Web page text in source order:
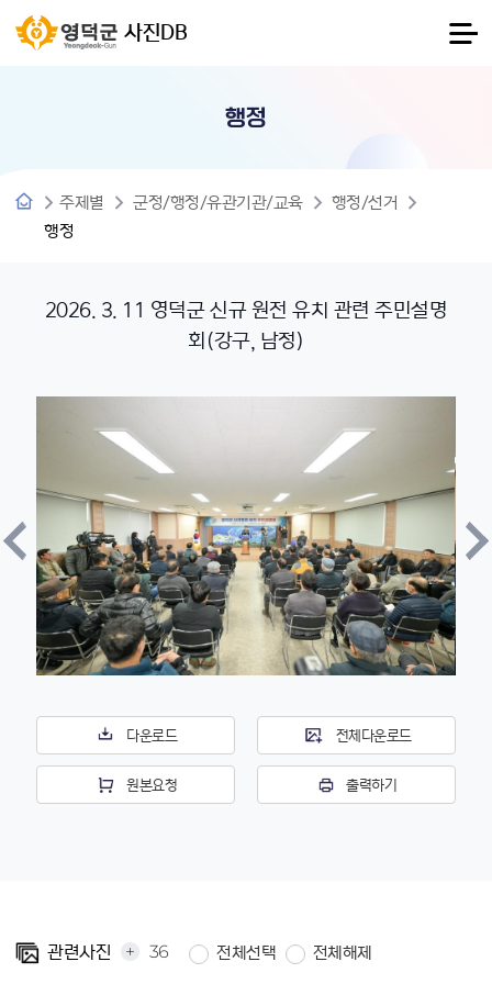
사진DB
행정
주제별 군정/행정/유관기관/교육
행정/선거
행정
2026. 3. 11 영덕군 신규 원전 유치 관련 주민설명
회(강구, 남정)
다운로드 전체다운로드
원본요청 출력하기
관련사진 + 36 전체선택 전체해제